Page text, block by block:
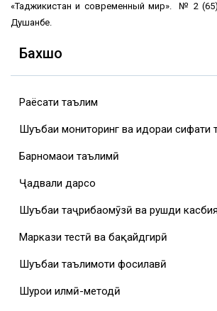
«Таджикистан и современный мир». № 2 (65)
Душанбе.
Бахшҳо
Раёсати таълим
Шуъбаи мониторинг ва идораи сифати
Барномаҳои таълимӣ
Ҷадвали дарсҳо
Шуъбаи таҷрибаомӯзӣ ва рушди
Маркази тестӣ ва бақайдгирӣ
Шуъбаи таълимоти фосилавӣ
Шурои илмӣ-методӣ